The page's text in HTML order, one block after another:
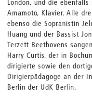
London, und die
Amamoto, Klavier. Alle
ebenso die Sopranistin
Huang und der Bassist
Terzett Beethovens
Harry Curtis, der in
dirigierte sowie den
Dirigierpädagoge an der
Berlin der UdK Berlin.